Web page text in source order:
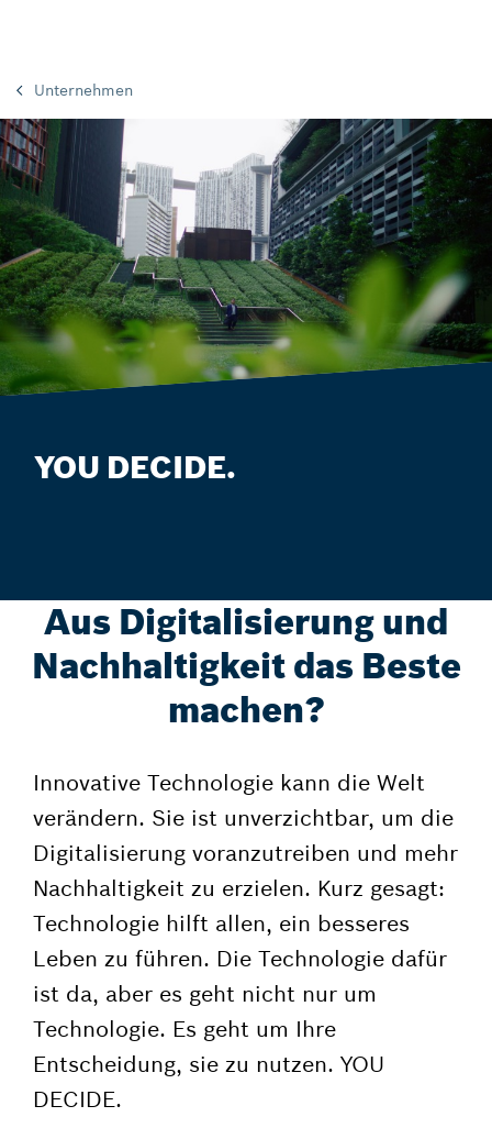
Unternehmen
YOU DECIDE.
Aus Digitalisierung und
Nachhaltigkeit das Beste
machen?
Innovative Technologie kann die Welt
verändern. Sie ist unverzichtbar, um die
Digitalisierung voranzutreiben und mehr
Nachhaltigkeit zu erzielen. Kurz gesagt:
Technologie hilft allen, ein besseres
Leben zu führen. Die Technologie dafür
ist da, aber es geht nicht nur um
Technologie. Es geht um Ihre
Entscheidung, sie zu nutzen. YOU
DECIDE.